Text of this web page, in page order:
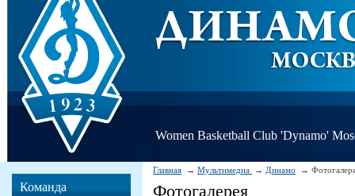
Women Basketball Club 'Dynamo'
Главная Мультимедиа Динамо
Фотогалерея
Команда